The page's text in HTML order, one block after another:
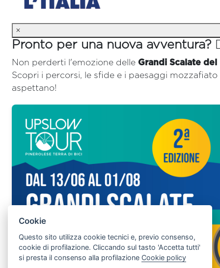
Cookie
Questo sito utilizza cookie tecnici e, previo consenso,
cookie di profilazione. Cliccando sul tasto 'Accetta tutti'
si presta il consenso alla profilazione Cookie policy
×
Pronto per una nuova avventura?
Non perderti l'emozione delle Grandi Scalate
Scopri i percorsi, le sfide e i paesaggi mozzafiato
aspettano!